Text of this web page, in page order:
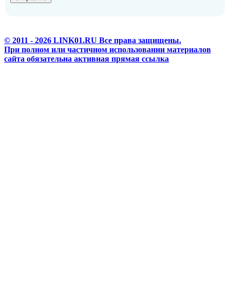
© 2011 - 2026 LINK01.RU Все права защищены.
При полном или частичном использовании материалов
сайта обязательна активная прямая ссылка